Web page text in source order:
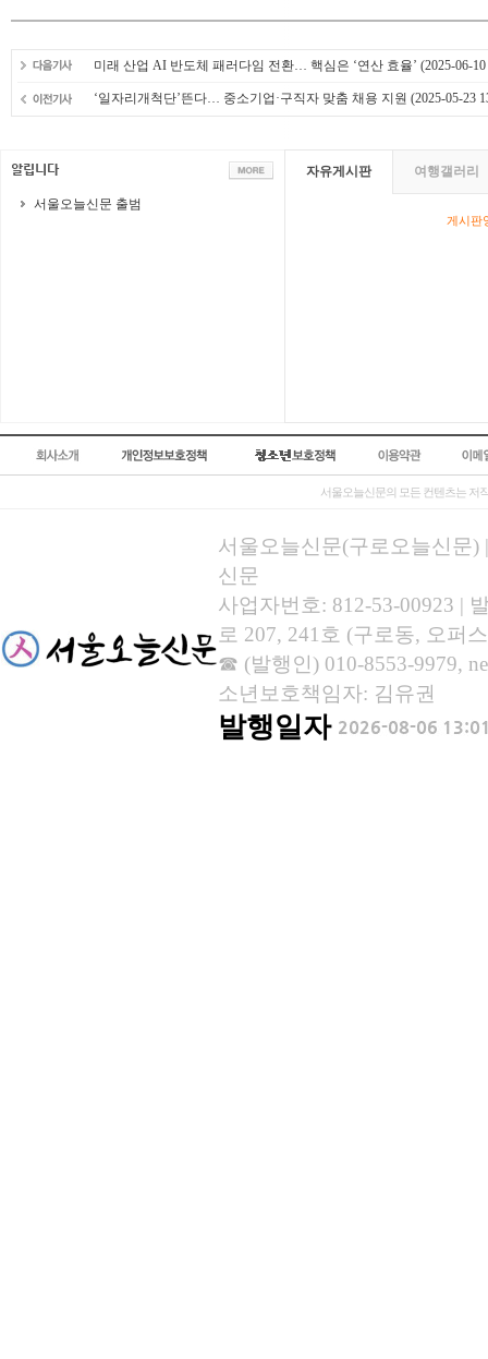
미래 산업 AI 반도체 패러다임 전환… 핵심은 ‘연산 효율’ (2025-06-
‘일자리개척단’뜬다… 중소기업·구직자 맞춤 채용 지원 (2025-05-23
서울오늘신문 출범
자유게시판 여행갤러리
게시판
서울오늘신문의 모든 컨텐츠는 저
서울오늘신문(구로오늘신문)
신문
사업자번호: 812-53-00923 |
로 207, 241호 (구로동, 오퍼
☎ (발행인) 010-8553-9979,
소년보호책임자: 김유권
발행일자